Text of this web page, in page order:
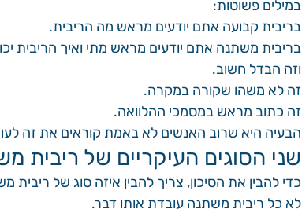
במילים פשוטות:
בריבית קבועה אתם יודעים מראש מה הריבית.
בריבית משתנה אתם יודעים מראש מתי ואיך הריבית
וזה הבדל חשוב.
זה לא משהו שקורה במקרה.
זה כתוב מראש במסמכי ההלוואה.
הבעיה היא שרוב האנשים לא באמת קוראים את זה
שני הסוגים העיקריים של ריבית
כדי להבין את הסיכון, צריך להבין איזה סוג של ריבית
לא כל ריבית משתנה עובדת אותו דבר.